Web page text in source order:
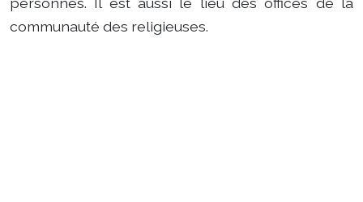
communauté des religieuses.